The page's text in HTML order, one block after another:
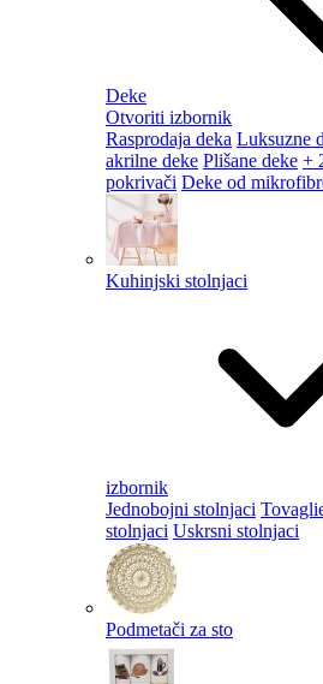
Deke
Otvoriti izbornik
Rasprodaja deka Luksuzne
akrilne deke Plišane deke +
pokrivači Deke od
Kuhinjski stolnjaci
izbornik
Jednobojni stolnjaci
stolnjaci Uskrsni stolnjaci
Podmetači za sto